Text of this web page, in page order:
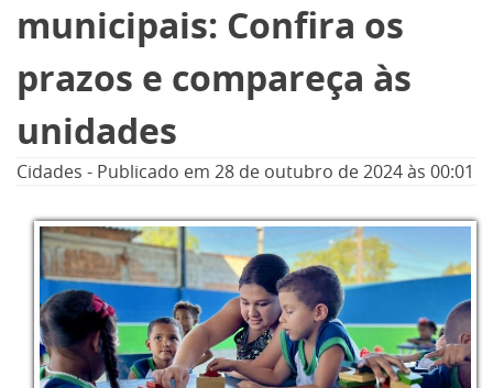
Opinião
Informe especial
municipais: Confira os
prazos e compareça às
unidades
Cidades - Publicado em 28 de outubro de 2024às 00:01